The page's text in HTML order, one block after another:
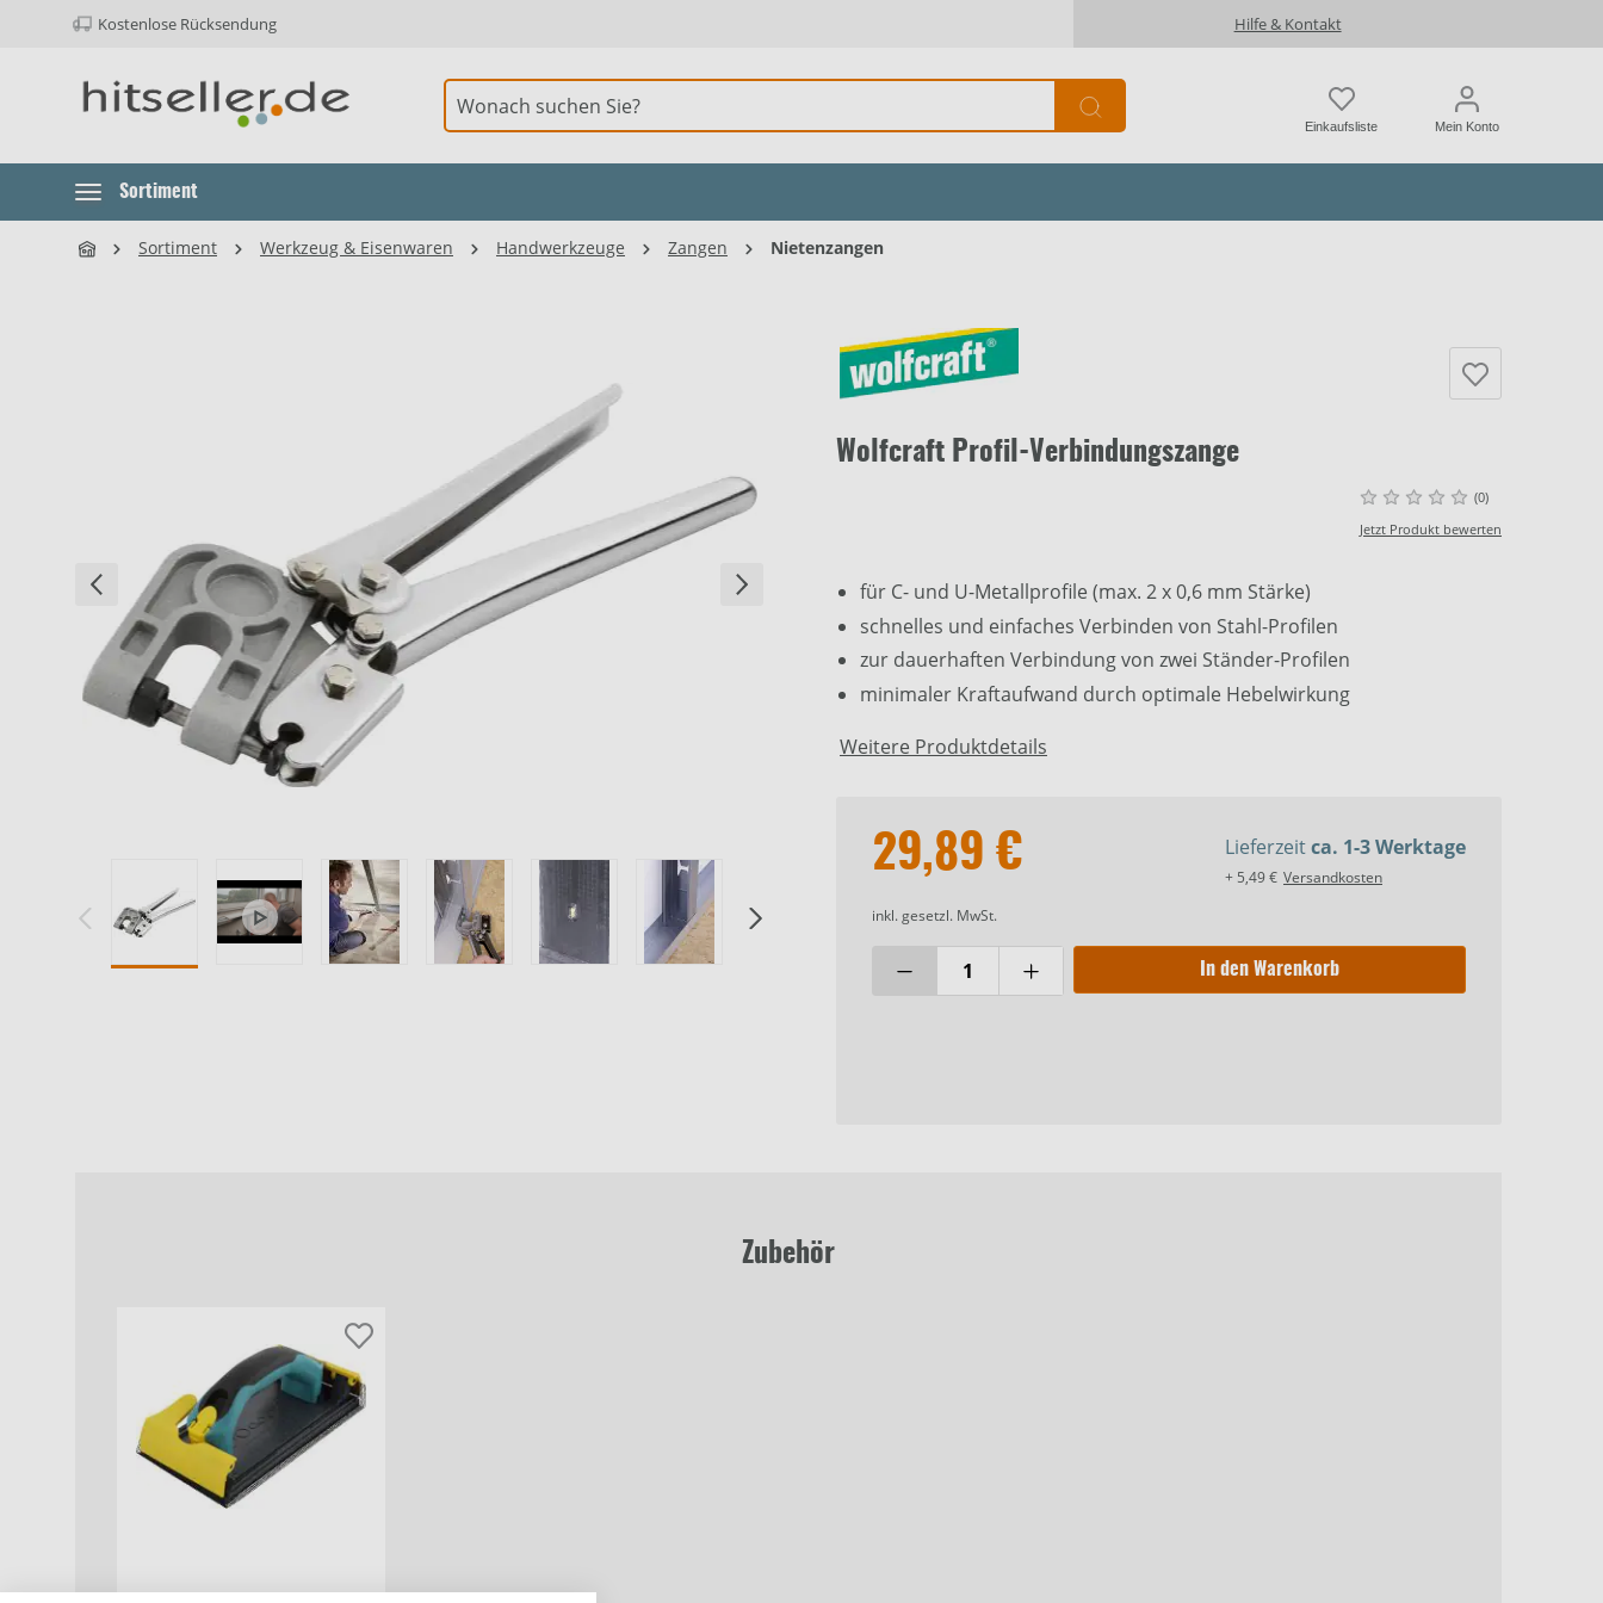
Hauptnavigation springen
Kostenlose Rücksendung Hilfe & Kontakt
Einkaufsliste Mein Konto
Sortiment
Sortiment Werkzeug & Eisenwaren Handwerkzeuge Zangen Nietenzangen
Um das YouTube-Video sehen zu können, müssen die
Wolfcraft Profil-Verbindungszange
(0)
Jetzt Produkt bewerten
für C- und U-Metallprofile (max. 2 x 0,6 mm Stärke)
schnelles und einfaches Verbinden von Stahl-Profilen
zur dauerhaften Verbindung von zwei Ständer-Profilen
minimaler Kraftaufwand durch optimale Hebelwirkung
Weitere Produktdetails
29,89 €
inkl. gesetzl. MwSt.
Lieferzeitca. 1-3 Werktage
+ 5,49 € Versandkosten
In den Warenkorb
Zubehör